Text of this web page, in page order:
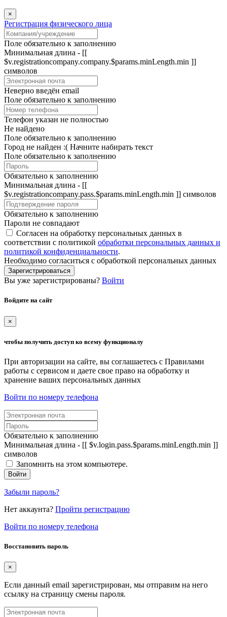
×
Регистрация физического лица
Поле обязательно к заполнению
Минимальная длина - [[
$v.registrationcompany.company.$params.minLength.min ]]
символов
Неверно введён email
Поле обязательно к заполнению
Телефон указан не полностью
Не найдено
Поле обязательно к заполнению
Город не найден :( Начните набирать текст
Поле обязательно к заполнению
Обязательно к заполнению
Минимальная длина - [[
$v.registrationcompany.pass.$params.minLength.min ]] символов
Обязательно к заполнению
Пароли не совпадают
Согласен на обработку персональных данных в
соответствии с политикой обработки персональных данных и
политикой конфиденциальности.
Необходимо согласиться с обработкой персональных данных
Зарегистрироваться
Вы уже зарегистрированы? Войти
Войдите на сайт
×
чтобы получить доступ ко всему функционалу
При авторизации на сайте, вы соглашаетесь с Правилами
работы с сервисом и даете свое право на обработку и
хранение ваших персональных данных
Войти по номеру телефона
Обязательно к заполнению
Минимальная длина - [[ $v.login.pass.$params.minLength.min ]]
символов
Запомнить на этом компьютере.
Войти
Забыли пароль?
Нет аккаунта? Пройти регистрацию
Войти по номеру телефона
Восстановить пароль
×
Если данный email зарегистрирован, мы отправим на него
ссылку на страницу смены пароля.